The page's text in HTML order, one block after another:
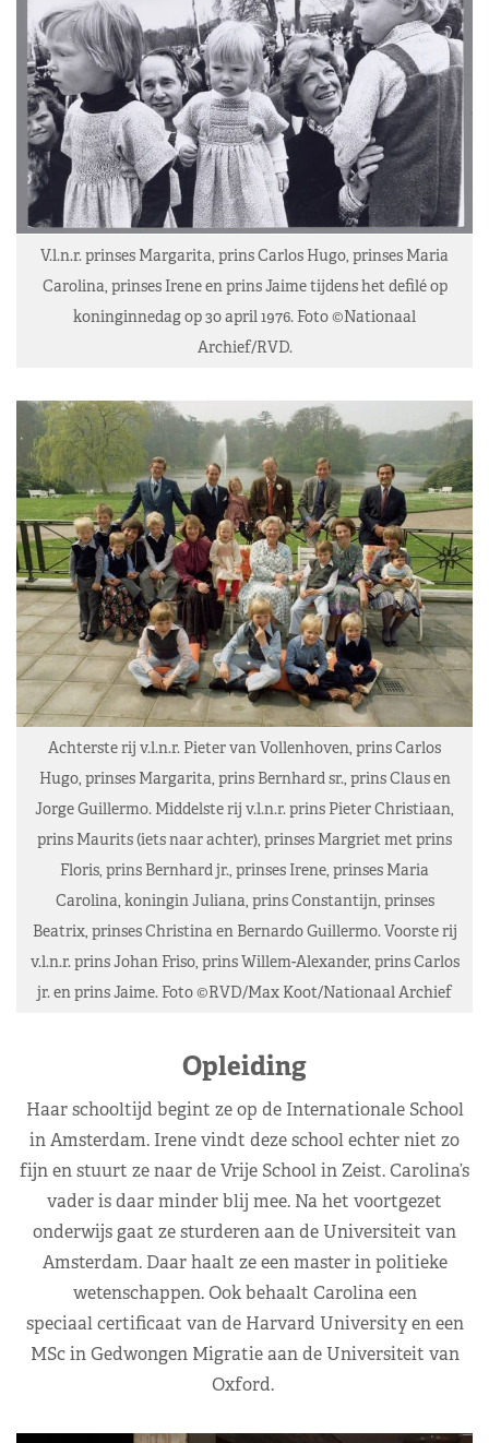
V.l.n.r. prinses Margarita, prins Carlos Hugo, prinses Maria
Carolina, prinses Irene en prins Jaime tijdens het defilé op
koninginnedag op 30 april 1976. Foto ©Nationaal
Archief/RVD.
Achterste rij v.l.n.r. Pieter van Vollenhoven, prins Carlos
Hugo, prinses Margarita, prins Bernhard sr., prins Claus en
Jorge Guillermo. Middelste rij v.l.n.r. prins Pieter Christiaan,
prins Maurits (iets naar achter), prinses Margriet met prins
Floris, prins Bernhard jr., prinses Irene, prinses Maria
Carolina, koningin Juliana, prins Constantijn, prinses
Beatrix, prinses Christina en Bernardo Guillermo. Voorste rij
v.l.n.r. prins Johan Friso, prins Willem-Alexander, prins Carlos
jr. en prins Jaime. Foto ©RVD/Max Koot/Nationaal Archief
Opleiding
Haar schooltijd begint ze op de Internationale School
in Amsterdam. Irene vindt deze school echter niet zo
fijn en stuurt ze naar de Vrije School in Zeist. Carolina’s
vader is daar minder blij mee. Na het voortgezet
onderwijs gaat ze sturderen aan de Universiteit van
Amsterdam. Daar haalt ze een master in politieke
wetenschappen. Ook behaalt Carolina een
speciaal certificaat van de Harvard University en een
MSc in Gedwongen Migratie aan de Universiteit van
Oxford.